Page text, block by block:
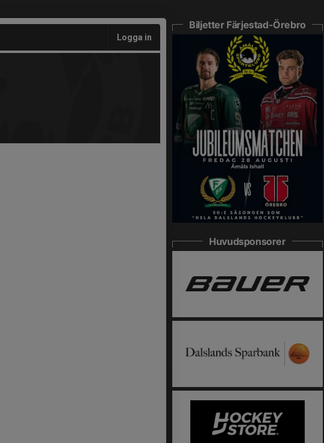
Logga in
Biljetter Färjestad-Örebro
Huvudsponsorer